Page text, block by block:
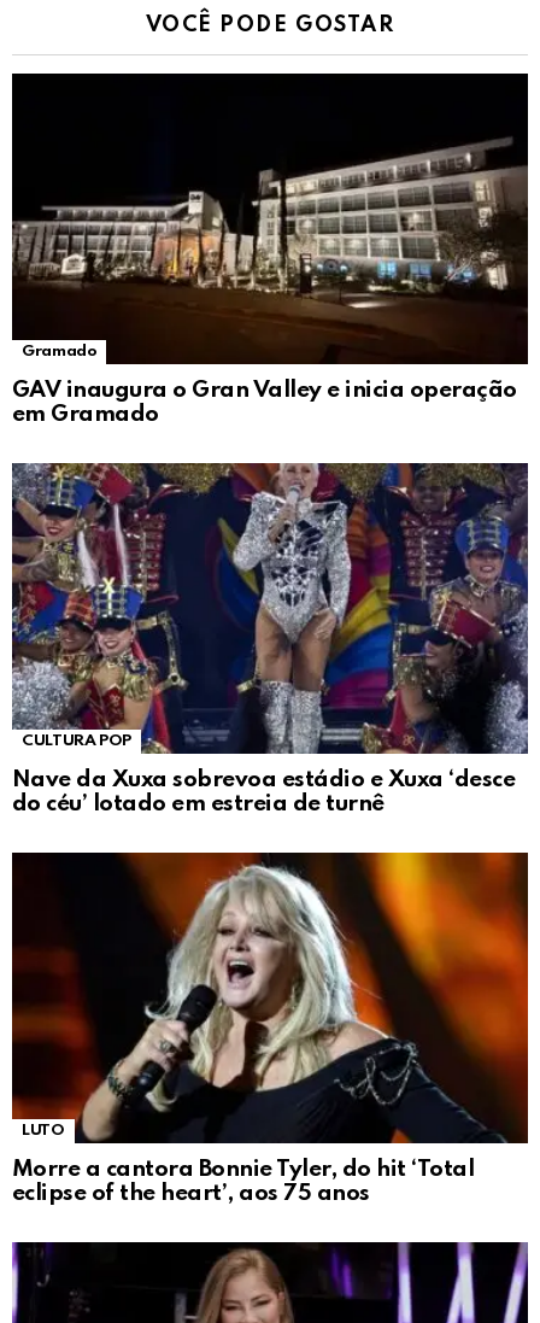
VOCÊ PODE GOSTAR
Gramado
GAV inaugura o Gran Valley e inicia operação
em Gramado
CULTURA POP
Nave da Xuxa sobrevoa estádio e Xuxa ‘desce
do céu’ lotado em estreia de turnê
LUTO
Morre a cantora Bonnie Tyler, do hit ‘Total
eclipse of the heart’, aos 75 anos